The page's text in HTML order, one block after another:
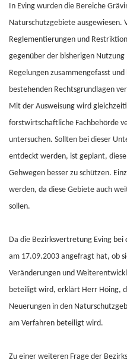
In Eving wurden die Bereiche
Naturschutzgebiete ausgewiesen.
Reglementierungen und
gegenüber der bisherigen
Regelungen zusammengefasst
bestehenden Rechtsgrundlagen
Mit der Ausweisung wird
forstwirtschaftliche Fachbehörde
untersuchen. Sollten bei dieser
entdeckt werden, ist geplant,
Gehwegen besser zu schützen.
werden, da diese Gebiete auch
sollen.
Da die Bezirksvertretung Eving
am 17.09.2003 angefragt hat, ob
Veränderungen und
beteiligt wird, erklärt Herr Höing,
Neuerungen in den
am Verfahren beteiligt wird.
Zu einer weiteren Frage der